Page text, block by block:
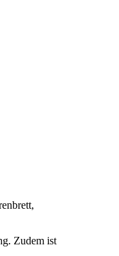
Zudem ist